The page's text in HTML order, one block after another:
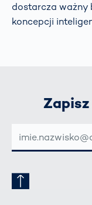
dostarcza ważny
koncepcji
MAIL-
ADRESSE